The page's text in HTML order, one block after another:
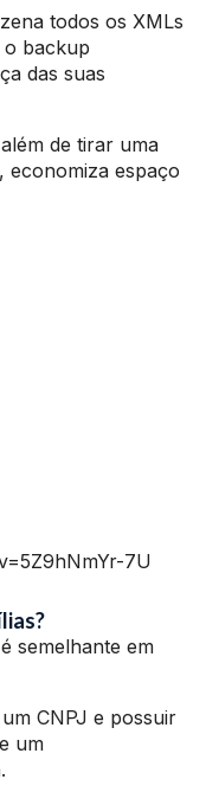
todos os XMLs
o backup
das suas
de tirar uma
economiza espaço
7U
semelhante em
CNPJ e possuir
um